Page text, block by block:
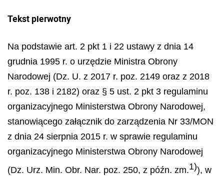
Tekst pierwotny
Na podstawie art. 2 pkt 1 i 22 ustawy z dnia 14
grudnia 1995 r. o urzędzie Ministra Obrony
Narodowej (Dz. U. z 2017 r. poz. 2149 oraz z 2018
r. poz. 138 i 2182) oraz § 5 ust. 2 pkt 3 regulaminu
organizacyjnego Ministerstwa Obrony Narodowej,
stanowiącego załącznik do zarządzenia Nr 33/MON
z dnia 24 sierpnia 2015 r. w sprawie regulaminu
organizacyjnego Ministerstwa Obrony Narodowej
(Dz. Urz. Min. Obr. Nar. poz. 250, z późn. zm.1)), w